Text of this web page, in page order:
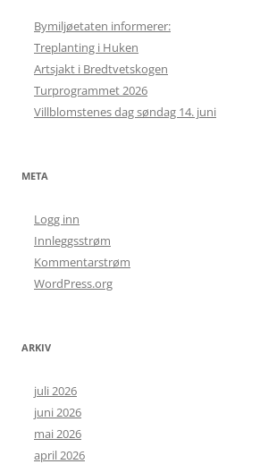
Bymiljøetaten informerer:
Treplanting i Huken
Artsjakt i Bredtvetskogen
Turprogrammet 2026
Villblomstenes dag søndag 14. juni
META
Logg inn
Innleggsstrøm
Kommentarstrøm
WordPress.org
ARKIV
juli 2026
juni 2026
mai 2026
april 2026